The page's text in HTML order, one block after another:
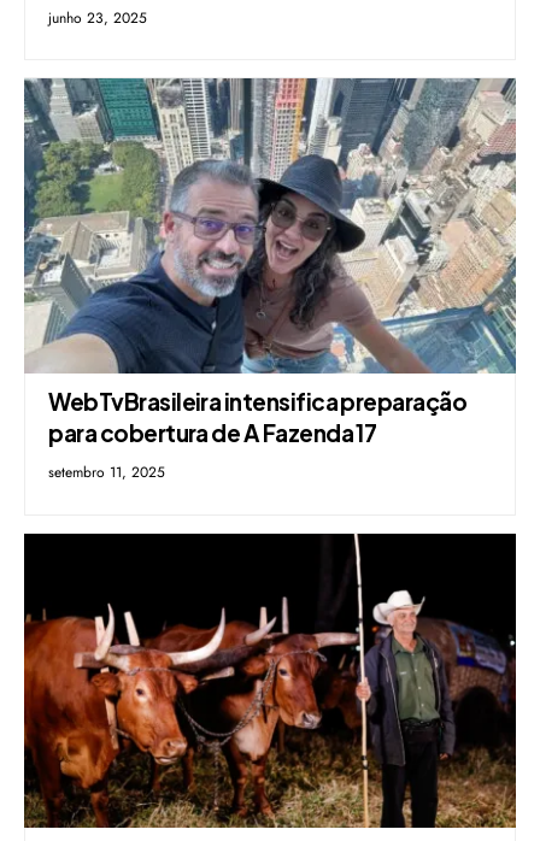
junho 23, 2025
WebTvBrasileira intensifica preparação
para cobertura de A Fazenda 17
setembro 11, 2025